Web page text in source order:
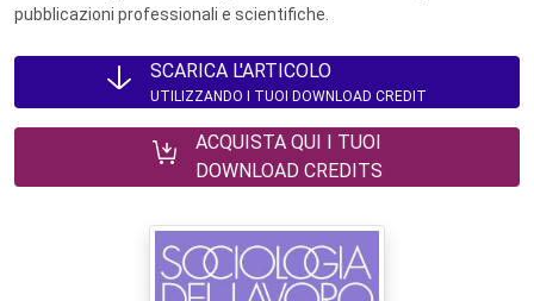
pubblicazioni professionali e scientifiche.
SCARICA L'ARTICOLO
UTILIZZANDO I TUOI DOWNLOAD CREDIT
ACQUISTA QUI I TUOI
DOWNLOAD CREDITS